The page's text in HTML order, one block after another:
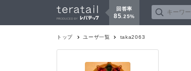
回答率
85 25%
トップ ユーザ一覧 taka2063